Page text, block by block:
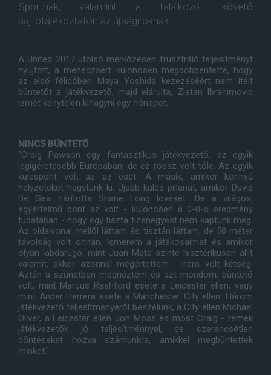
Sportnak, valamint a találkozót követő
sajtótájékoztatón az újságíróknak.
A United 2017 utolsó mérkőzésén frusztráló teljesítményt
nyújtott, a menedzsert különösen megdöbbentette, hogy
az első félidőben Maya Yoshida kezezéséért nem ítélt
büntetőt a játékvezető, majd elárulta, Zlatan Ibrahimovic
ismét kénytelen kihagyni egy hónapot.
NINCS BÜNTETŐ
"Craig Pawson egy fantasztikus játékvezető, az egyik
legígéretesebb Európában, de ez rossz volt tőle. Az egyik
kulcspont volt az az eset. A másik, amikor könnyű
helyzeteket hagytunk ki. Újabb kulcs pillanat, amikor David
De Gea hárította Shane Long lövését. De a világos,
egyértelmű pont az volt - különösen a 0-0-s eredmény
tudatában - hogy egy tiszta tizenegyest nem kaptunk meg.
Az oldalvonal mellől láttam és tisztán láttam, de 50 méter
távolság volt onnan. Ismerem a játékosaimat és amikor
olyan labdarúgó, mint Juan Mata szinte hisztérikusan állít
valamit, akkor azonnal megértettem - nem volt kétség.
Aztán a szünetben megnéztem és azt mondom, büntető
volt, mint Marcus Rashford esete a Leicester ellen, vagy
mint Ander Herrera esete a Manchester City ellen. Három
játékvezető teljesítményéről beszélünk, a City ellen Michael
Oliver, a Leicester ellen Jon Moss és most Craig - remek
játékvezetők jó teljesítménnyel, de szerencsétlen
döntéseket hozva számunkra, amikkel megbüntettek
minket."